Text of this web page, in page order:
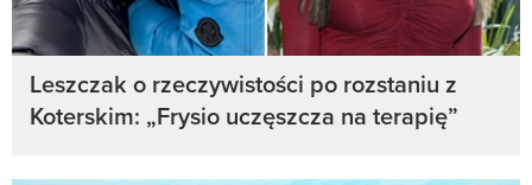
Leszczak o rzeczywistości po rozstaniu z
Koterskim: „Frysio uczęszcza na terapię”